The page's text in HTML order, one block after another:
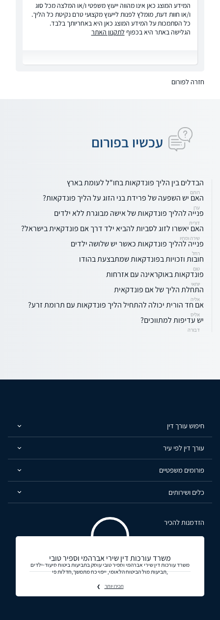
המידע המוצג כאן אינו מהווה ייעוץ משפטי ו/או המלצה מכל סוג
ו/או חוות דעת, מומלץ לפנות לייעוץ מקצועי טרם נקיטת כל הליך.
כל הסתמכות על המידע המוצג כאן היא באחריותך בלבד.
הגלישה באתר היא בכפוף לתקנון האתר
חזרה לפורום
עכשיו בפורום
הבדלים בין הליך פונדקאות בחו"ל לעומת בארץ
רותם
האם יש השפעה של פרידת בני הזוג על הליך פונדקאות?
ערן
פנייה להליך פונדקאות של אישה מבוגרת ללא ילדים
דורית
האם יאשרו לזוג לסביות להביא ילד דרך אם פונדקאית בישראל?
שירה וסתיו
פנייה להליך פונדקאות כאשר יש שלושה ילדים
רחל
חובות וזכויות בפונדקאות שמתבצעת בהודו
טום
פונדקאות באוקראינה עם אזרחות
יוחאי
התחלת הליך של אם פונדקאית
אליה
אם חד הורית יכולה להתחיל הליך פונדקאות עם תרומת זרע?
אליס
יש עדיפות למתווכים?
דבורה
חיפוש עורך דין
עורך דין לפי עיר
פורומים משפטיים
כלים ושירותים
הזדמנות להכיר
משרד עורכות דין שירי אברהמי וספיר טובי
משרד עורכות דין שירי אברהמי וספיר טובי עוסק בתביעות ביטוח סיעוד-ילדים
,תביעות מול הביטוח הלאומי, ייפוי כח מתמשך,חדלות פי
תכירו יותר